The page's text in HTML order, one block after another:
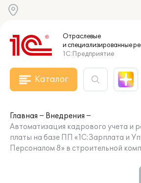
Отраслевые
и специализированные
1С:Предприятие
Каталог
Главная
Внедрения
Автоматизация кадрового учета и
платы на базе ПП «1С:Зарплата и
Персоналом 8» в строительной